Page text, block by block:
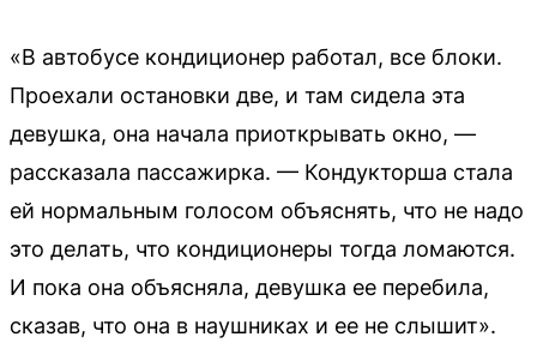
«В автобусе кондиционер работал, все блоки.
Проехали остановки две, и там сидела эта
девушка, она начала приоткрывать окно, —
рассказала пассажирка. — Кондукторша стала
ей нормальным голосом объяснять, что не надо
это делать, что кондиционеры тогда ломаются.
И пока она объясняла, девушка ее перебила,
сказав, что она в наушниках и ее не слышит».